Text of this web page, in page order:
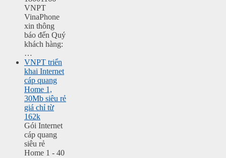
VNPT
VinaPhone
xin thông
báo đến Quý
khách hàng:
…
VNPT triển
khai Internet
cáp quang
Home 1,
30Mb siêu rẻ
giá chỉ từ
162k
Gói Internet
cáp quang
siêu rẻ
Home 1 - 40